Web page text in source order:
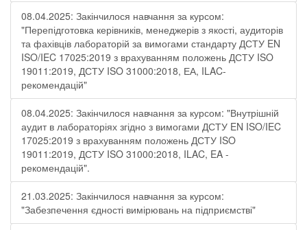
08.04.2025: Закінчилося навчання за курсом:
"Перепідготовка керівників, менеджерів з якості, аудиторів
та фахівців лабораторій за вимогами стандарту ДСТУ EN
ISO/IEC 17025:2019 з врахуванням положень ДСТУ ISO
19011:2019, ДСТУ ISO 31000:2018, ЕА, ILAC-
рекомендацій"
08.04.2025: Закінчилося навчання за курсом: "Внутрішній
аудит в лабораторіях згідно з вимогами ДСТУ EN ISO/IEC
17025:2019 з врахуванням положень ДСТУ ISO
19011:2019, ДСТУ ISO 31000:2018, ILAC, EA -
рекомендацій".
21.03.2025: Закінчилося навчання за курсом:
"Забезпечення єдності вимірювань на підприємстві"